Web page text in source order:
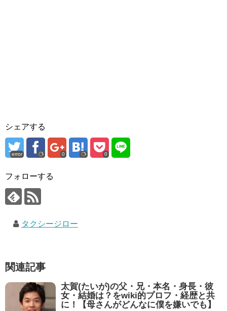
シェアする
error 0 0
フォローする
タクシージロー
関連記事
太賀(たいが)の父・兄・本名・身長・彼
女・結婚は？をwiki的プロフ・経歴と共
に！【母さんがどんなに僕を嫌いでも】